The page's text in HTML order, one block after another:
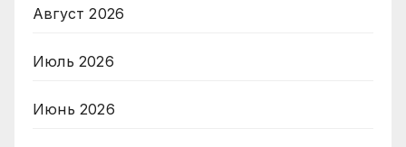
Август 2026
Июль 2026
Июнь 2026